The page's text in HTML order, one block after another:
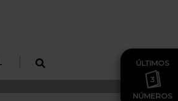
ÚLTIMOS
3
NÚMEROS